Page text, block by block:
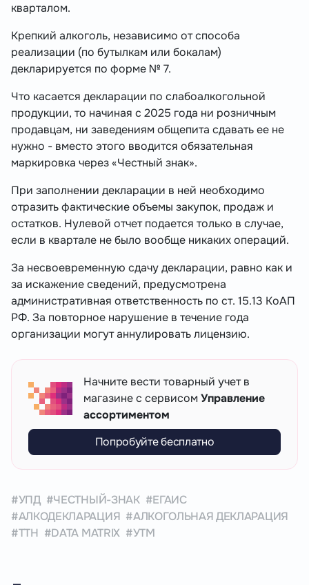
кварталом.
Крепкий алкоголь, независимо от способа
реализации (по бутылкам или бокалам)
декларируется по форме № 7.
Что касается декларации по слабоалкогольной
продукции, то начиная с 2025 года ни розничным
продавцам, ни заведениям общепита сдавать ее не
нужно - вместо этого вводится обязательная
маркировка через «Честный знак».
При заполнении декларации в ней необходимо
отразить фактические объемы закупок, продаж и
остатков. Нулевой отчет подается только в случае,
если в квартале не было вообще никаких операций.
За несвоевременную сдачу декларации, равно как и
за искажение сведений, предусмотрена
административная ответственность по ст. 15.13 КоАП
РФ. За повторное нарушение в течение года
организации могут аннулировать лицензию.
Начните вести товарный учет в
магазине с сервисомУправление
ассортиментом
Попробуйте бесплатно
УПД ЧЕСТНЫЙ-ЗНАК
ЕГАИС
АЛКОДЕКЛАРАЦИЯ
АЛКОГОЛЬНАЯ ДЕКЛАРАЦИЯ
ТТН
DATA MATRIX УТМ